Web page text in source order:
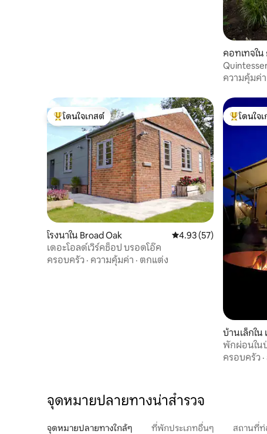
คอทเทจใ
ความคุ้มค่า
โดนใจเกสต์ที่สุด
โดนใจเกสต์
โรงนาใน Broad Oak คะแนนเฉลี่ย 4.93 จาก 5,
4.93 (57)
เดอะโอลด์เวิร์คช็อป บรอดโอ๊ค
ครอบครัว · ความคุ้มค่า · ตกแต่ง
โดนใจเก
โดนใจ
บ้านเล็กใน
พักผ่อนในป่
ครอบครัว ·
จุดหมายปลายทางน่าสำรวจ
จุดหมายปลายทางใกล้ๆ ที่พักประเภทอื่นๆ สถานที่ท่